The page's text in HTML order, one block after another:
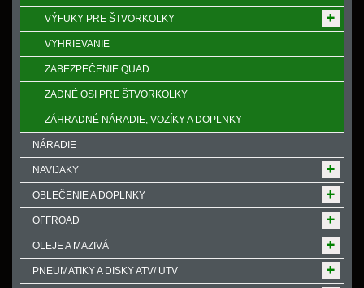
VÝFUKY PRE ŠTVORKOLKY
VYHRIEVANIE
ZABEZPEČENIE QUAD
ZADNÉ OSI PRE ŠTVORKOLKY
ZÁHRADNÉ NÁRADIE, VOZÍKY A DOPLNKY
NÁRADIE
NAVIJAKY
OBLEČENIE A DOPLNKY
OFFROAD
OLEJE A MAZIVÁ
PNEUMATIKY A DISKY ATV/ UTV